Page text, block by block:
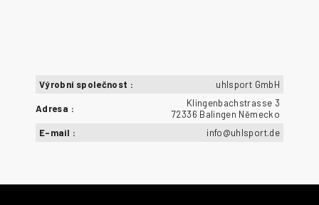
Výrobní společnost : uhlsport GmbH
Adresa :
Klingenbachstrasse 3
72336 Balingen Německo
E-mail : info@uhlsport.de